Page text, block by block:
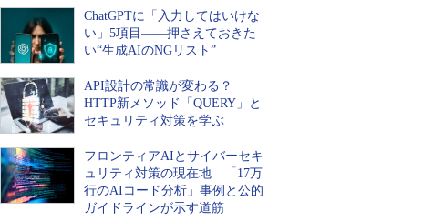
ChatGPTに「入力してはいけな
い」5項目――押さえておきた
い“生成AIのNGリスト”
API設計の常識が変わる？
HTTP新メソッド「QUERY」と
セキュリティ対策を学ぶ
フロンティアAIとサイバーセキ
ュリティ対策の現在地 「17万
行のAIコード分析」事例と公的
ガイドラインが示す道筋